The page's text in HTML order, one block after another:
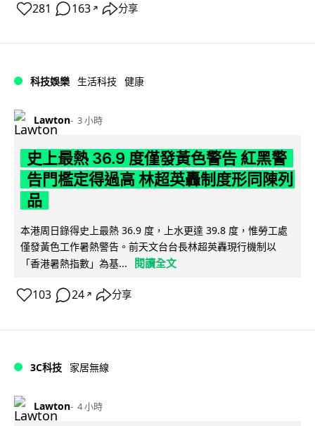
281 163 ↗ 分享
科技娛樂 生活科技 健康
Lawton 3 小時
史上最熱 36.9 度僅發黃色警告 紅黑警
告門檻定得過高 林超英轟制度形同陳列
品
本港周日錄得史上最熱 36.9 度，上水更達 39.8 度，惟勞工處
僅發黃色工作暑熱警告。前天文台台長林超英轟現行機制以
「香港暑熱指數」為基...
閱讀全文
103 24 ↗ 分享
3C科技 家居無線
Lawton 4 小時